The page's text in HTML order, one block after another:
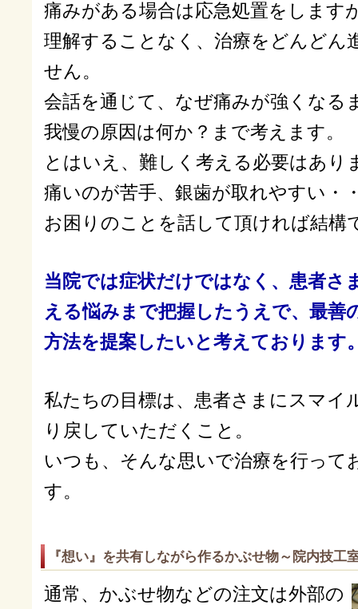
痛みがある場合は応急処置をします
理解することなく、治療をどんどん
せん。
会話を通じて、なぜ痛みが強くなる
我慢の原因は何か？まで考えます。
とはいえ、難しく考える必要はあり
痛いのが苦手、銀歯が取れやすい・
お困りのことを話して頂ければ結構
当院では症状だけではなく、患者さ
える悩みまで把握したうえで、最善
方法を提案したいと考えております
私たちの目標は、患者さまにスマイ
り戻していただくこと。
いつも、そんな思いで治療を行って
す。
『想い』を共有しながら作るかぶせ物～院内技工
通常、かぶせ物などの注文は外部の